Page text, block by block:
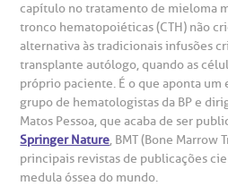
in antecipado
de exames
de Exames
A BP conta com você para melhorar
atendimento e dos serviços prestados.
A Ouvidoria e SAC são canais para você,
suas dúvidas, registrar suas reclamações ou
relacionados ao nosso atendimento e aos
Horário de atendimento: 2ª a 6ª feira das
(11)3505-1000
Saiba mais
do médico
de conduta
Financeiras
de atendimento
de Infarto SUS
de Visita
de Excelência em
capítulo no tratamento de mieloma
tronco hematopoiéticas (CTH) não
alternativa às tradicionais infusões
transplante autólogo, quando as
próprio paciente. É o que aponta
grupo de hematologistas da BP e
Matos Pessoa, que acaba de ser
Springer Nature, BMT (Bone Marrow
principais revistas de publicações
medula óssea do mundo.